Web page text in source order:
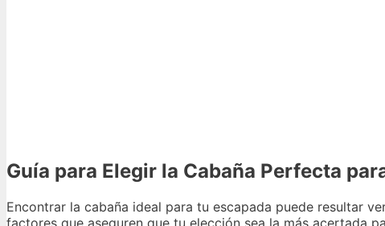
Guía para Elegir la Cabaña Perfecta
Encontrar la cabaña ideal para tu escapada puede resultar